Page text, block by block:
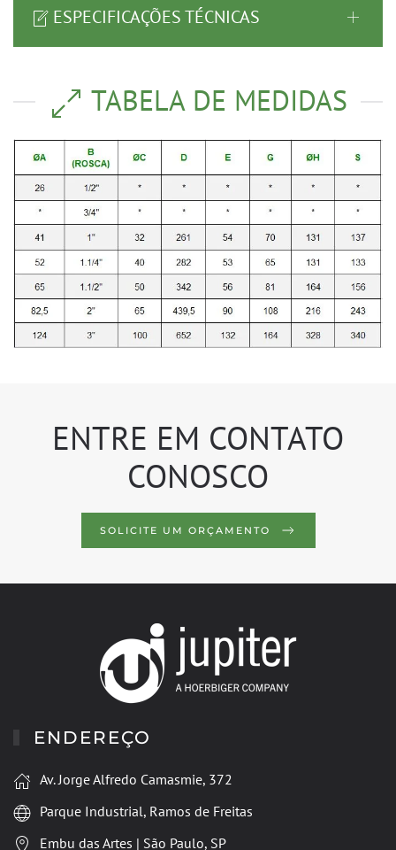
ESPECIFICAÇÕES TÉCNICAS
TABELA DE MEDIDAS
ENTRE EM CONTATO
CONOSCO
SOLICITE UM ORÇAMENTO
ENDEREÇO
Av. Jorge Alfredo Camasmie, 372
Parque Industrial, Ramos de Freitas
Embu das Artes | São Paulo, SP